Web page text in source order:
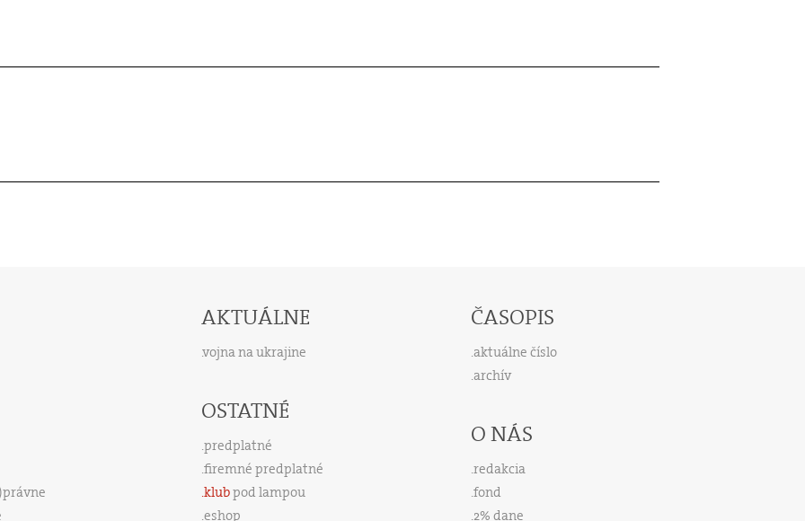
AKTUÁLNE
vojna na ukrajine
OSTATNÉ
predplatné
firemné predplatné
klubpod lampou
eshop
ČASOPIS
aktuálne číslo
archív
O NÁS
redakcia
fond
2% dane